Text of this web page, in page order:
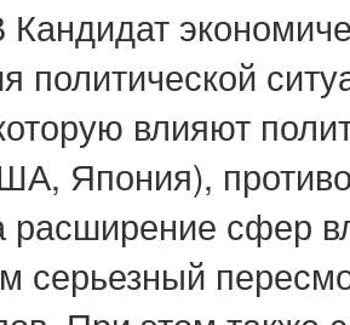
политической
влияют
Япония),
расширение сфер
серьезный